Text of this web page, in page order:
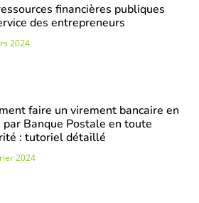
financières publiques
des entrepreneurs
2024
faire un virement bancaire en
par Banque Postale en toute
: tutoriel détaillé
2024